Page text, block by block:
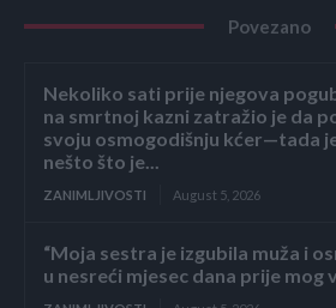
Povezano
Nekoliko sati prije njegova
na smrtnoj kazni zatražio je da
svoju osmogodišnju kćer—tada
nešto što je...
ZANIMLJIVOSTI August 5, 2026
“Moja sestra je izgubila muža i
u nesreći mjesec dana prije mog